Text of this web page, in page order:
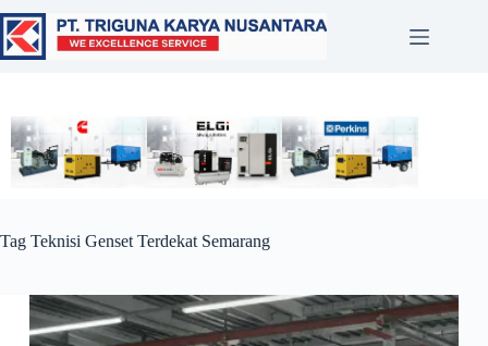
Tag Teknisi Genset Terdekat Semarang